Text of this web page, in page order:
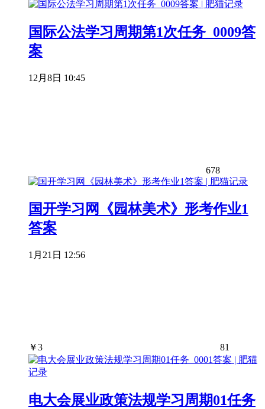
国际公法学习周期第1次任务_0009答
案
12月8日 10:45
678
国开学习网《园林美术》形考作业1
答案
1月21日 12:56
￥3 81
电大会展业政策法规学习周期01任务